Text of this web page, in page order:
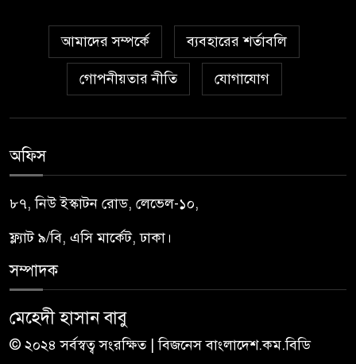
আমাদের সম্পর্কে ব্যবহারের শর্তাবলি
গোপনীয়তার নীতি যোগাযোগ
অফিস
৮৭, নিউ ইস্কাটন রোড, লেভেল-১০,
ফ্ল্যাট ৯/বি, এসি মার্কেট, ঢাকা।
সম্পাদক
মেহেদী হাসান বাবু
© ২০২৪ সর্বস্বত্ব সংরক্ষিত | বিজনেস বাংলাদেশ.কম.বিডি